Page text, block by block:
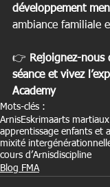
développement
ambiance familiale
👉 Rejoignez-nous
séance et vivez
Academy
Mots-clés :
ArnisEskrimaarts
apprentissage enfants et
mixité
cours d’Arnisdiscipline
Blog FMA